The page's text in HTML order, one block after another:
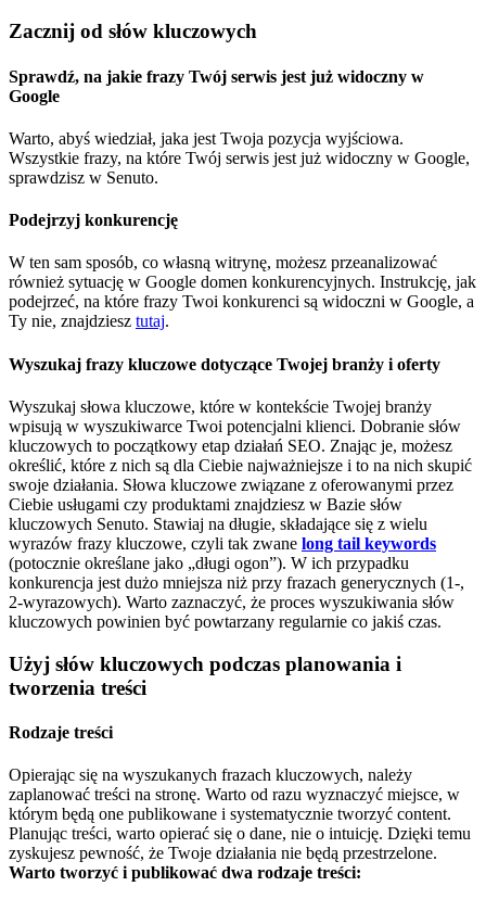
Zacznij od słów kluczowych
Sprawdź, na jakie frazy Twój serwis jest już widoczny w
Google
Warto, abyś wiedział, jaka jest Twoja pozycja wyjściowa.
Wszystkie frazy, na które Twój serwis jest już widoczny w Google,
sprawdzisz w Senuto.
Podejrzyj konkurencję
W ten sam sposób, co własną witrynę, możesz przeanalizować
również sytuację w Google domen konkurencyjnych. Instrukcję, jak
podejrzeć, na które frazy Twoi konkurenci są widoczni w Google, a
Ty nie, znajdziesz tutaj.
Wyszukaj frazy kluczowe dotyczące Twojej branży i oferty
Wyszukaj słowa kluczowe, które w kontekście Twojej branży
wpisują w wyszukiwarce Twoi potencjalni klienci. Dobranie słów
kluczowych to początkowy etap działań SEO. Znając je, możesz
określić, które z nich są dla Ciebie najważniejsze i to na nich skupić
swoje działania. Słowa kluczowe związane z oferowanymi przez
Ciebie usługami czy produktami znajdziesz w Bazie słów
kluczowych Senuto. Stawiaj na długie, składające się z wielu
wyrazów frazy kluczowe, czyli tak zwane long tail keywords
(potocznie określane jako „długi ogon”). W ich przypadku
konkurencja jest dużo mniejsza niż przy frazach generycznych (1-,
2-wyrazowych). Warto zaznaczyć, że proces wyszukiwania słów
kluczowych powinien być powtarzany regularnie co jakiś czas.
Użyj słów kluczowych podczas planowania i
tworzenia treści
Rodzaje treści
Opierając się na wyszukanych frazach kluczowych, należy
zaplanować treści na stronę. Warto od razu wyznaczyć miejsce, w
którym będą one publikowane i systematycznie tworzyć content.
Planując treści, warto opierać się o dane, nie o intuicję. Dzięki temu
zyskujesz pewność, że Twoje działania nie będą przestrzelone.
Warto tworzyć i publikować dwa rodzaje treści: